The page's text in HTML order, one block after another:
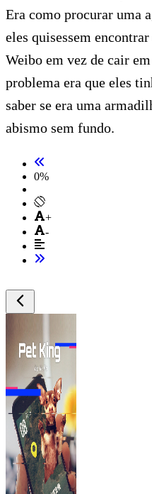
Era como procurar uma
eles quisessem
Weibo em vez de cair
problema era que eles
saber se era uma
abismo sem fundo.
0%
+
-